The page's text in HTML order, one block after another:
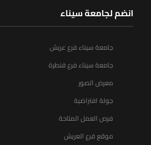
انضم لجامعة سيناء
جامعة سيناء فرع عريش
جامعة سيناء فرع قنطرة
معرض الصور
جولة افتراضية
فرص العمل المتاحة
موقع فرع العريش